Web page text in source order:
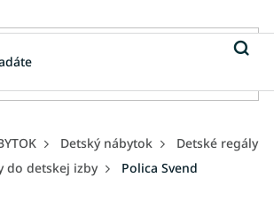
Detský nábytok
Detské regály
do detskej izby Polica Svend